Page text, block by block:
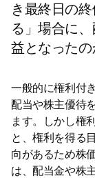
き最終日の
る」場合に
益となったの
一般的に権利付
配当や株主優待
ます。しかし権
と、権利を得る
向があるため株
は、配当金や株